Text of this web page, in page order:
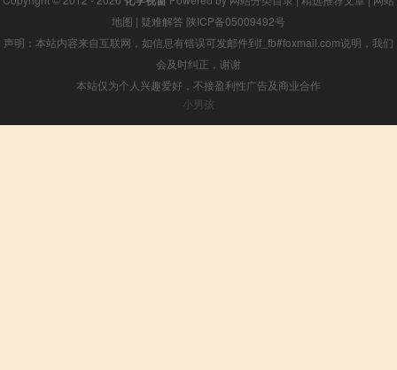
地图 | 疑难解答 陕ICP备05009492号
声明：本站内容来自互联网，如信息有错误可发邮件到f_fb#foxmail.com说明，我们
会及时纠正，谢谢
本站仅为个人兴趣爱好，不接盈利性广告及商业合作
小男孩